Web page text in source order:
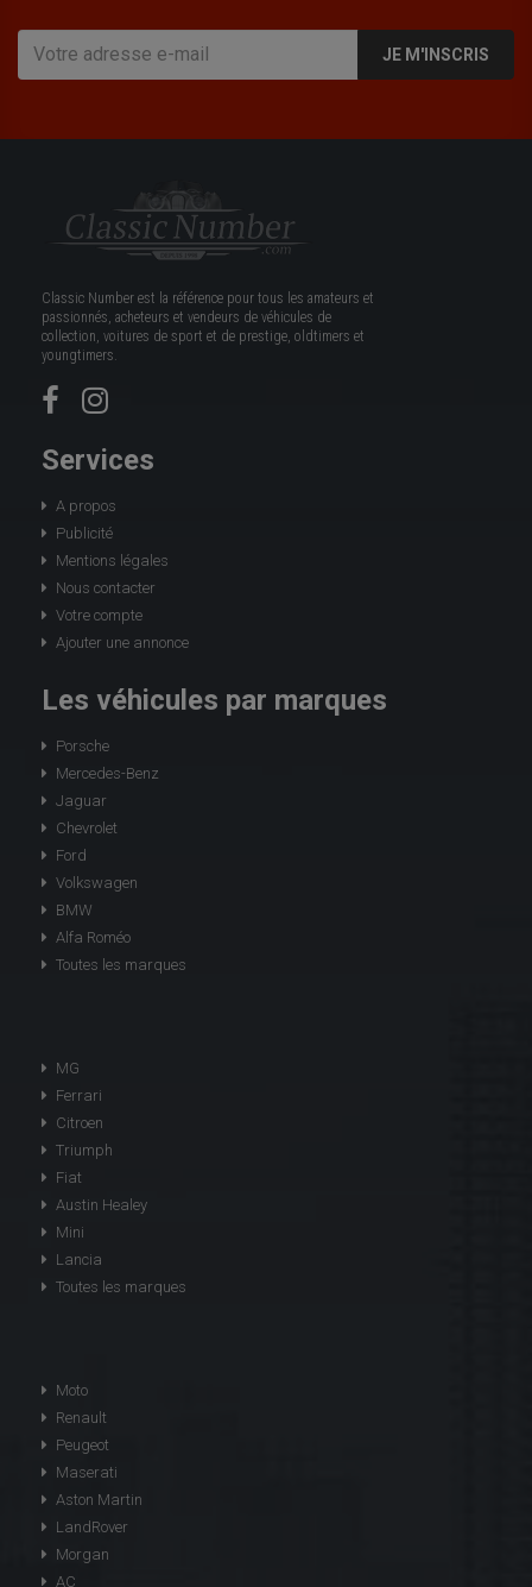
JE M'INSCRIS
Classic Number est la référence pour tous les amateurs et
passionnés, acheteurs et vendeurs de véhicules de
collection, voitures de sport et de prestige, oldtimers et
youngtimers.
Services
A propos
Publicité
Mentions légales
Nous contacter
Votre compte
Ajouter une annonce
Les véhicules par marques
Porsche
Mercedes-Benz
Jaguar
Chevrolet
Ford
Volkswagen
BMW
Alfa Roméo
Toutes les marques
MG
Ferrari
Citroen
Triumph
Fiat
Austin Healey
Mini
Lancia
Toutes les marques
Moto
Renault
Peugeot
Maserati
Aston Martin
LandRover
Morgan
AC